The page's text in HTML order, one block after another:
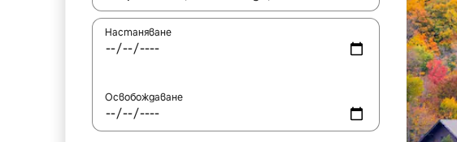
Настаняване
Освобождаване